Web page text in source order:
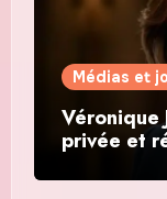
Médias et
Véronique
privée et